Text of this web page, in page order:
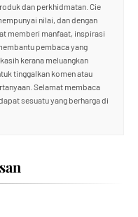
dan perkhidmatan. Cie
nilai, dan dengan
memberi manfaat, inspirasi
pembaca yang
kerana meluangkan
tinggalkan komen atau
Selamat membaca
sesuatu yang berharga di